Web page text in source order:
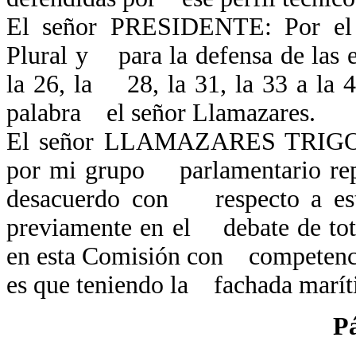
El señor PRESIDENTE: Por
Plural y para la defensa de las
la 26, la 28, la 31, la 33 a la
palabra el señor Llamazares.
El señor LLAMAZARES
por mi grupo parlamentario
desacuerdo con respecto a
previamente en el debate de
en esta Comisión con
es que teniendo la fachada